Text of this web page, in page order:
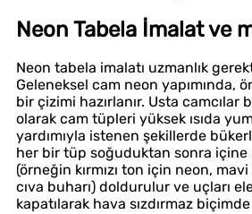
Neon Tabela İmalat ve
Neon tabela imalatı uzmanlık
Geleneksel cam neon yapımında,
bir çizimi hazırlanır. Usta camcılar
olarak cam tüpleri yüksek ısıda
yardımıyla istenen şekillerde
her bir tüp soğuduktan sonra içine
(örneğin kırmızı ton için neon,
cıva buharı) doldurulur ve uçları
kapatılarak hava sızdırmaz